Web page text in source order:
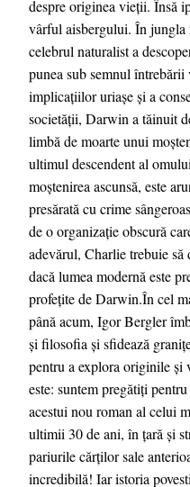
despre originea vieții. Însă
vârful aisbergului. În jungla
celebrul naturalist a
punea sub semnul
implicațiilor uriașe și a
societății, Darwin a tăinuit
limbă de moarte unui
ultimul descendent al
moștenirea ascunsă, este
presărată cu crime
de o organizație obscură
adevărul, Charlie trebuie să
dacă lumea modernă este
profețite de Darwin.În cel
până acum, Igor Bergler
și filosofia și sfidează
pentru a explora originile
este: suntem pregătiți
acestui nou roman al celui
ultimii 30 de ani, în țară și
pariurile cărților sale
incredibilă! Iar istoria